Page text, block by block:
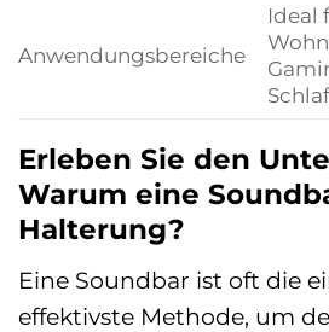
Anwendungsbereiche
Ideal
Erleben Sie den
Warum eine
Halterung?
Eine Soundbar ist oft die
effektivste Methode, um